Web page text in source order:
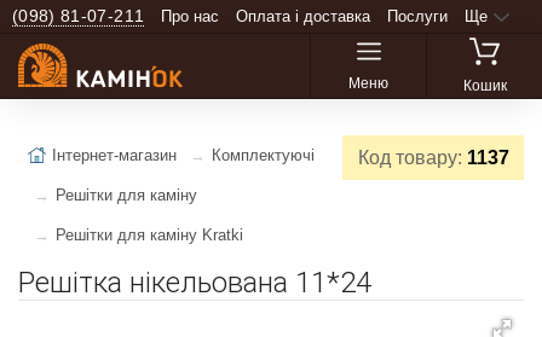
(098) 81-07-211 Про нас Оплата і доставка Послуги Ще
Меню Кошик
Код товару: 1137
Інтернет-магазин Комплектуючі
Решітки для каміну
Решітки для каміну Kratki
Решітка нікельована 11*24